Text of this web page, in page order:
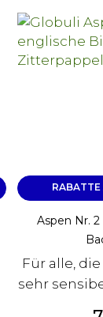
RABATTE
Aspen Nr.
Für alle,
sehr